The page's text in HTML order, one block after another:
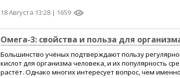
18 Августа 13:28 | 1659
Омега-3: свойства и польза для
Большинство учёных подтверждают пользу
кислот для организма человека, и их популярность
растёт. Однако многих интересует вопрос, чем